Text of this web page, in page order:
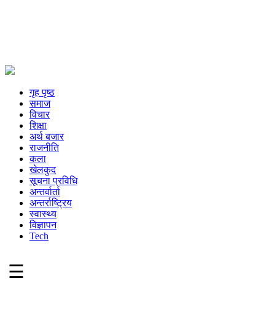
गृह पृष्ठ
समाज
विचार
शिक्षा
अर्थ बजार
राजनीति
कला
खेलकुद
सूचना प्रविधि
अन्तर्वार्ता
अन्तर्राष्ट्रिय
स्वास्थ्य
विज्ञापन
Tech
☰